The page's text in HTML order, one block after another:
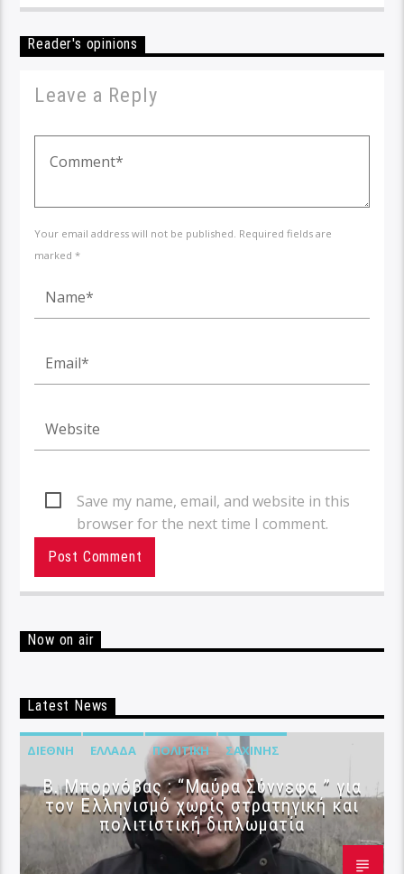
Reader's opinions
Leave a Reply
Your email address will not be published. Required fields are
marked *
Save my name, email, and website in this
browser for the next time I comment.
Now on air
Latest News
ΔΙΕΘΝΉ ΕΛΛΆΔΑ ΠΟΛΙΤΙΚΉ ΣΑΧΊΝΗΣ
B. Μπορνόβας : “Μαύρα Σύννεφα ” για
τον Ελληνισμό χωρίς στρατηγική και
πολιτιστική διπλωματία